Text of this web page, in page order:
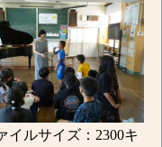
イルサイズ：2300キ